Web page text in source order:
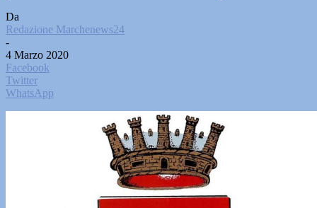
Da
Redazione Marchenews24
-
4 Marzo 2020
Facebook
Twitter
WhatsApp